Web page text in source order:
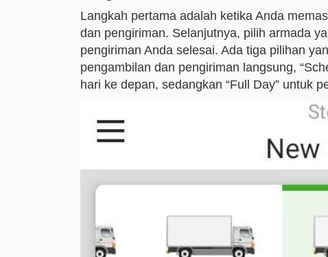
Langkah pertama adalah ketika Anda
dan pengiriman. Selanjutnya, pilih armada
pengiriman Anda selesai. Ada tiga pilihan
pengambilan dan pengiriman langsung,
hari ke depan, sedangkan “Full Day” untuk